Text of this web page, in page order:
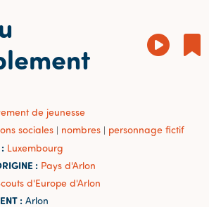
de jeunesse
sociales | nombres | personnage fictif
Luxembourg
: Pays d'Arlon
d'Europe d'Arlon
: Arlon